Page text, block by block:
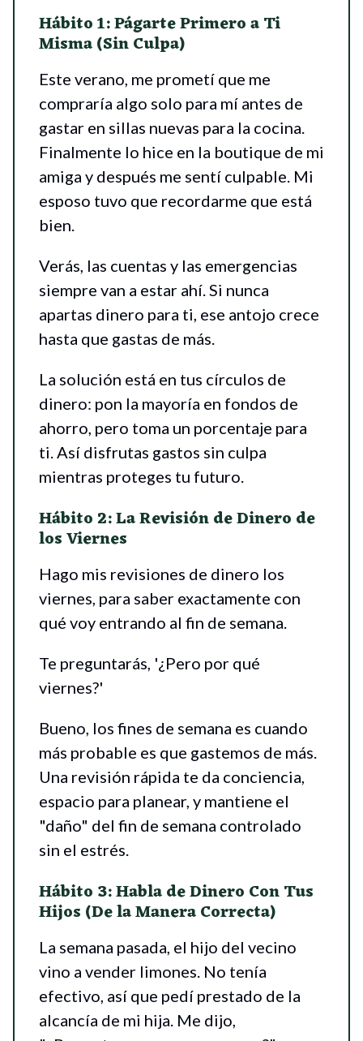
Hábito 1: Págarte Primero a Ti
Misma (Sin Culpa)
Este verano, me prometí que me
compraría algo solo para mí antes de
gastar en sillas nuevas para la cocina.
Finalmente lo hice en la boutique de mi
amiga y después me sentí culpable. Mi
esposo tuvo que recordarme que está
bien.
Verás, las cuentas y las emergencias
siempre van a estar ahí. Si nunca
apartas dinero para ti, ese antojo crece
hasta que gastas de más.
La solución está en tus círculos de
dinero: pon la mayoría en fondos de
ahorro, pero toma un porcentaje para
ti. Así disfrutas gastos sin culpa
mientras proteges tu futuro.
Hábito 2: La Revisión de Dinero de
los Viernes
Hago mis revisiones de dinero los
viernes, para saber exactamente con
qué voy entrando al fin de semana.
Te preguntarás, '¿Pero por qué
viernes?'
Bueno, los fines de semana es cuando
más probable es que gastemos de más.
Una revisión rápida te da conciencia,
espacio para planear, y mantiene el
"daño" del fin de semana controlado
sin el estrés.
Hábito 3: Habla de Dinero Con Tus
Hijos (De la Manera Correcta)
La semana pasada, el hijo del vecino
vino a vender limones. No tenía
efectivo, así que pedí prestado de la
alcancía de mi hija. Me dijo,